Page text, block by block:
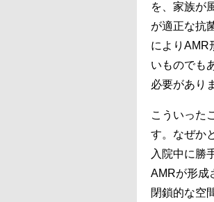
を、家族が
が適正な抗
によりAMR
いものでも
必要があり
こういった
す。なぜか
入院中に勝
AMRが形成
閉鎖的な空